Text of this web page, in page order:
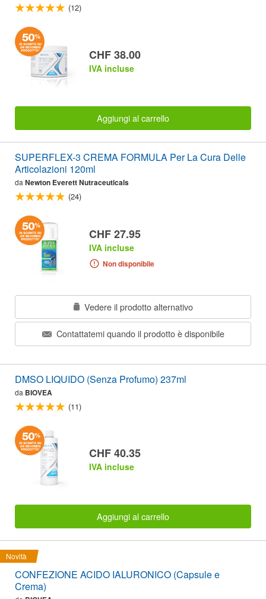
(12)
CHF 38.00
IVA incluse
Aggiungi al carrello
SUPERFLEX-3 CREMA FORMULA Per La Cura Delle
Articolazioni 120ml
da Newton Everett Nutraceuticals
(24)
CHF 27.95
IVA incluse
Non disponibile
Vedere il prodotto alternativo
Contattatemi quando il prodotto è disponibile
DMSO LIQUIDO (Senza Profumo) 237ml
da BIOVEA
(11)
CHF 40.35
IVA incluse
Aggiungi al carrello
Novità
CONFEZIONE ACIDO IALURONICO (Capsule e
Crema)